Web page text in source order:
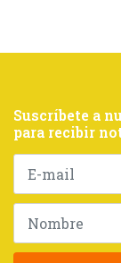
Suscríbete a
para recibir